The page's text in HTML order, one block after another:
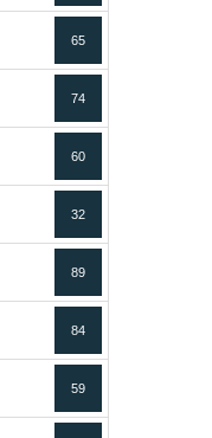
65
74
60
32
89
84
59